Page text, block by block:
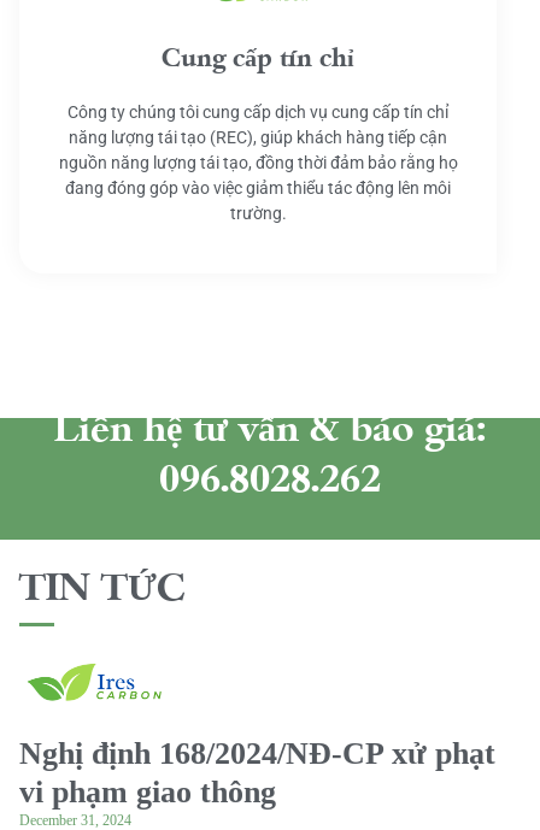
Cung cấp tín chỉ
Công ty chúng tôi cung cấp dịch vụ cung cấp tín chỉ
năng lượng tái tạo (REC), giúp khách hàng tiếp cận
nguồn năng lượng tái tạo, đồng thời đảm bảo rằng họ
đang đóng góp vào việc giảm thiểu tác động lên môi
trường.
Liên hệ tư vấn & báo giá:
096.8028.262
TIN TỨC
Nghị định 168/2024/NĐ-CP xử phạt
vi phạm giao thông
December 31, 2024